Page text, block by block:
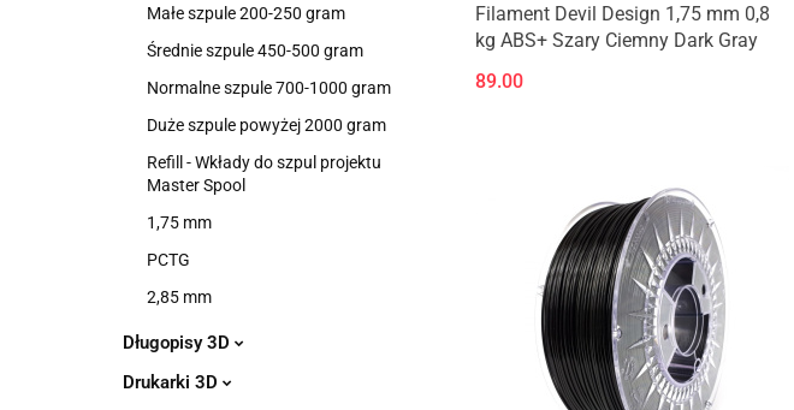
Małe szpule 200-250 gram
Średnie szpule 450-500 gram
Normalne szpule 700-1000 gram
Duże szpule powyżej 2000 gram
Refill - Wkłady do szpul projektu
Master Spool
1,75 mm
PCTG
2,85 mm
Długopisy 3D
Drukarki 3D
Filament Devil Design 1,75 mm 0,8
kg ABS+ Szary Ciemny Dark Gray
89.00